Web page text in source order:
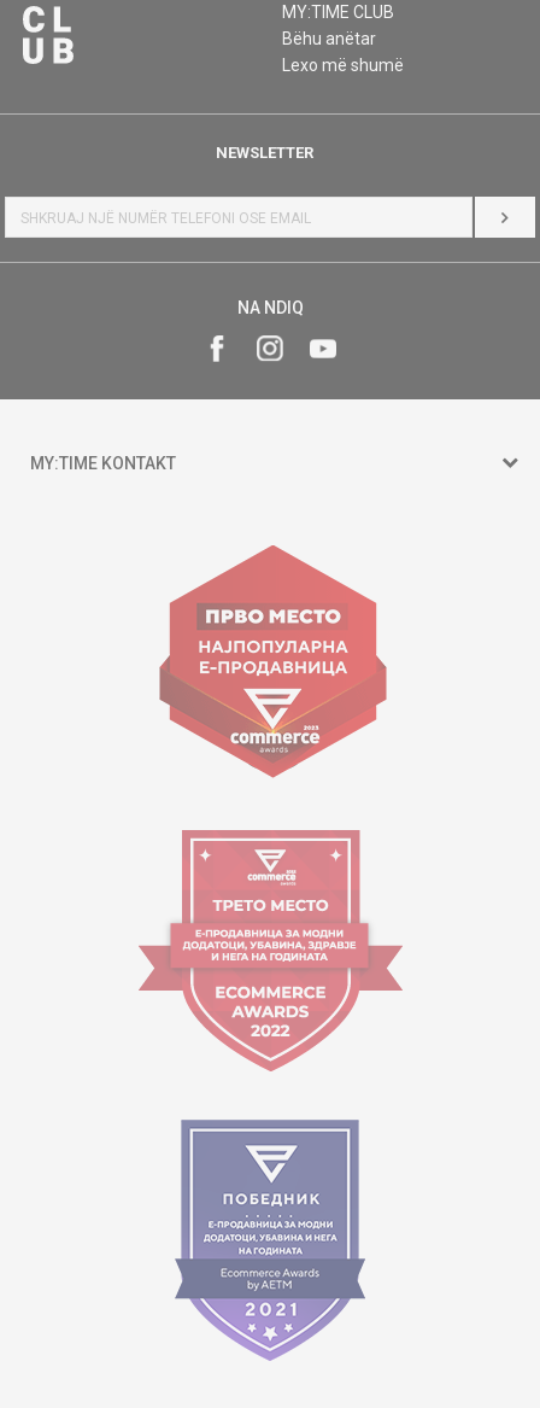
MY:TIME CLUB
Bëhu anëtar
Lexo më shumë
NEWSLETTER
HYR
NA NDIQ
MY:TIME KONTAKT
Goce Nikolovski 74 Shkup
contact@mytime.mk
Orari i punës:
09:00 - 17:00